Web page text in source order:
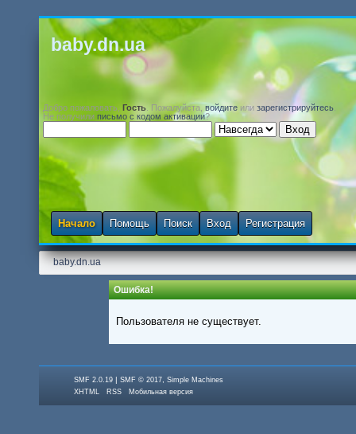
baby.dn.ua
Добро пожаловать, Гость . Пожалуйста,войдите или зарегистрируйтесь
Не получили письмо с кодом активации?
Начало Помощь Поиск Вход Регистрация
baby.dn.ua
Ошибка!
Пользователя не существует.
SMF 2.0.19 |SMF © 2017 ,Simple Machines
XHTML
RSS Мобильная версия